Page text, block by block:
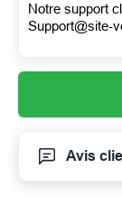
Notre support
Support@site-
Avis